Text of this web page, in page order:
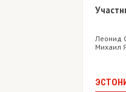
Леонид
Михаил